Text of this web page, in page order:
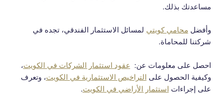
مساعدتك بذلك.
وأفضل محامي كويتي لمسائل الاستثمار الفندقي، تجده في
شركتنا للمحاماة.
احصل على معلومات عن: عقود استثمار الشركات في الكويت،
وكيفية الحصول على التراخيص الاستثمارية في الكويت، وتعرف
على إجراءات استثمار الأراضي في الكويت.